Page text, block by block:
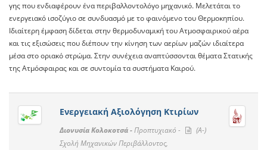
γης που ενδιαφέρουν ένα περιβαλλοντολόγο μηχανικό. Μελετάται το
ενεργειακό ισοζύγιο σε συνδυασμό με το φαινόμενο του Θερμοκηπίου.
Ιδιαίτερη έμφαση δίδεται στην θερμοδυναμική του Ατμοσφαιρικού αέρα
και τις εξισώσεις που διέπουν την κίνηση των αερίων μαζών ιδιαίτερα
μέσα στο οριακό στρώμα. Στην συνέχεια αναπτύσσονται θέματα Στατικής
της Ατμόσφαιρας και σε συντομία τα συστήματα Καιρού.
Ενεργειακή Αξιολόγηση Κτιρίων
Διονυσία Κολοκοτσά -Προπτυχιακό -
(A-)
Σχολή Μηχανικών Περιβάλλοντος,